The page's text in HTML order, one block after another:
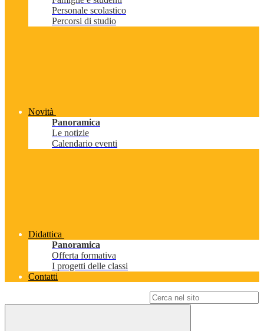
Personale scolastico
Percorsi di studio
Novità
Panoramica
Le notizie
Calendario eventi
Didattica
Panoramica
Offerta formativa
I progetti delle classi
Contatti